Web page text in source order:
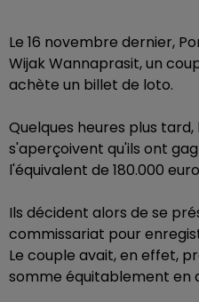
Le 16 novembre dernier,
Wijak Wannaprasit, un
achète un billet de loto.
Quelques heures plus
s'aperçoivent qu'ils ont
l'équivalent de 180.000
Ils décident alors de se
commissariat pour
Le couple avait, en effet,
somme équitablement en